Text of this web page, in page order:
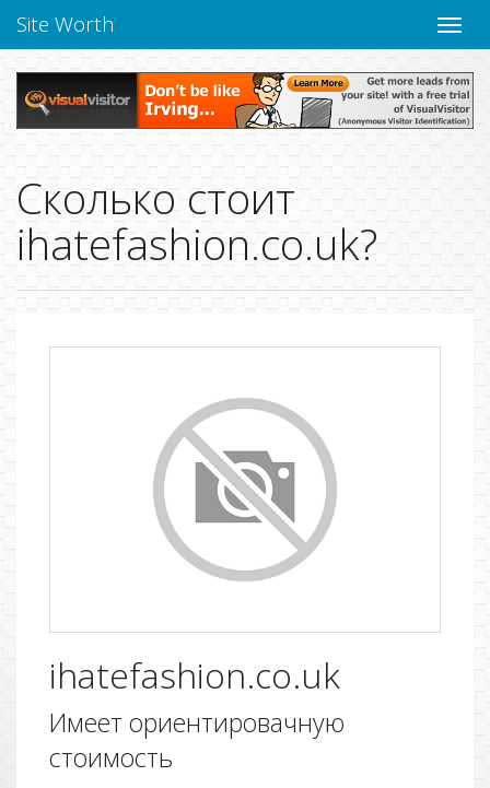
Site Worth
Сколько стоит
ihatefashion.co.uk?
ihatefashion.co.uk
Имеет ориентировачную
стоимость